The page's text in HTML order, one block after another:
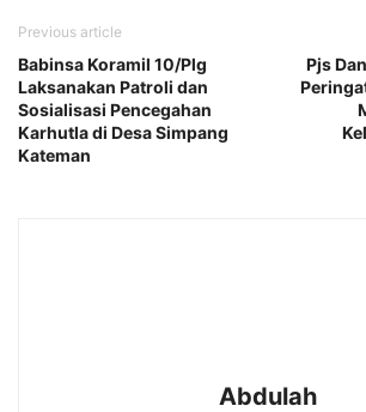
Previous article
Babinsa Koramil 10/Plg
Laksanakan Patroli dan
Sosialisasi Pencegahan
Karhutla di Desa Simpang
Kateman
Pjs
Abdulah